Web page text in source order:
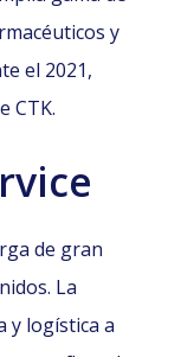
y
el 2021,
CTK.
de gran
La
y logística a